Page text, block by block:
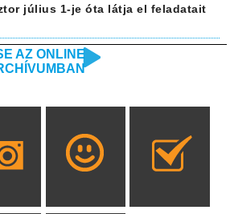
július 1-je óta látja el feladatait
AZ ONLINE